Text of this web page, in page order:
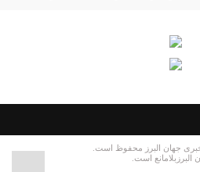
جهان البرز محفوظ است.
است.